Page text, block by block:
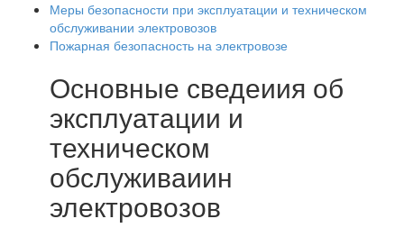
Меры безопасности при эксплуатации и техническом
обслуживании электровозов
Пожарная безопасность на электровозе
Основные сведеиия об
эксплуатации и
техническом
обслуживаиин
электровозов